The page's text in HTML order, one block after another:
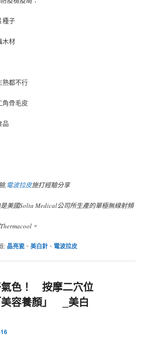
種子
木材
熟都不行
角骨毛皮
品
,電波拉皮施打經驗分享
美國Solta Medical公司所生產的單極無線射頻
。
: 晶亮瓷 、美白針 、 電波拉皮
色！ 按摩二穴位
美容養顏」 _美白